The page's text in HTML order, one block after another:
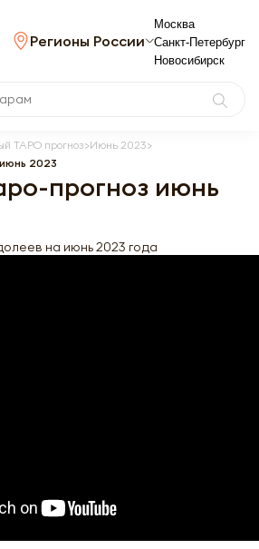
Регионы России
Москва
Санкт-Петербург
Новосибирск
ТАРО прогноз Июнь 2023
2023
прогноз июнь
на июнь 2023 года